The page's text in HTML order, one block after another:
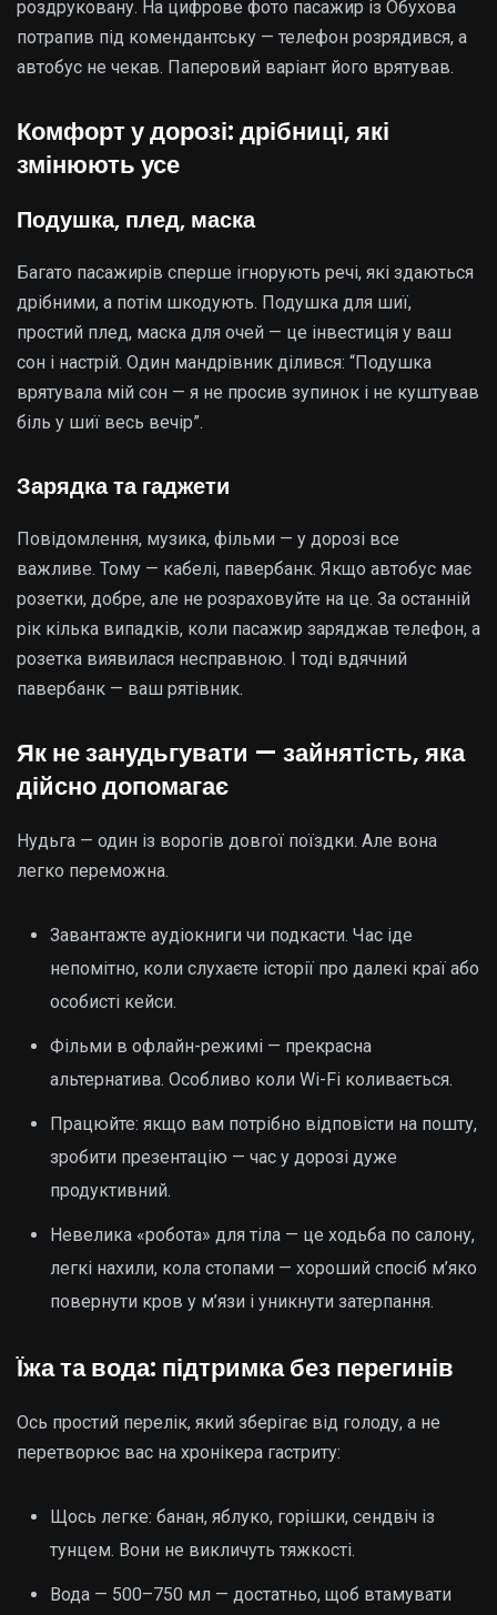
роздруковану. На цифрове фото пасажир із Обухова
потрапив під комендантську — телефон розрядився, а
автобус не чекав. Паперовий варіант його врятував.
Комфорт у дорозі: дрібниці, які
змінюють усе
Подушка, плед, маска
Багато пасажирів сперше ігнорують речі, які здаються
дрібними, а потім шкодують. Подушка для шиї,
простий плед, маска для очей — це інвестиція у ваш
сон і настрій. Один мандрівник ділився: “Подушка
врятувала мій сон — я не просив зупинок і не куштував
біль у шиї весь вечір”.
Зарядка та гаджети
Повідомлення, музика, фільми — у дорозі все
важливе. Тому — кабелі, павербанк. Якщо автобус має
розетки, добре, але не розраховуйте на це. За останній
рік кілька випадків, коли пасажир заряджав телефон, а
розетка виявилася несправною. І тоді вдячний
павербанк — ваш рятівник.
Як не занудьгувати — зайнятість, яка
дійсно допомагає
Нудьга — один із ворогів довгої поїздки. Але вона
легко переможна.
Завантажте аудіокниги чи подкасти. Час іде
непомітно, коли слухаєте історії про далекі краї або
особисті кейси.
Фільми в офлайн-режимі — прекрасна
альтернатива. Особливо коли Wi-Fi коливається.
Працюйте: якщо вам потрібно відповісти на пошту,
зробити презентацію — час у дорозі дуже
продуктивний.
Невелика «робота» для тіла — це ходьба по салону,
легкі нахили, кола стопами — хороший спосіб м’яко
повернути кров у м’язи і уникнути затерпання.
Їжа та вода: підтримка без перегинів
Ось простий перелік, який зберігає від голоду, а не
перетворює вас на хронікера гастриту:
Щось легке: банан, яблуко, горішки, сендвіч із
тунцем. Вони не викличуть тяжкості.
Вода — 500–750 мл — достатньо, щоб втамувати